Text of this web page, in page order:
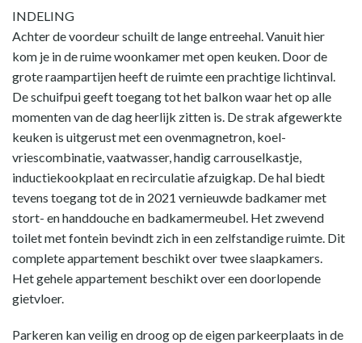
INDELING
Achter de voordeur schuilt de lange entreehal. Vanuit hier
kom je in de ruime woonkamer met open keuken. Door de
grote raampartijen heeft de ruimte een prachtige lichtinval.
De schuifpui geeft toegang tot het balkon waar het op alle
momenten van de dag heerlijk zitten is. De strak afgewerkte
keuken is uitgerust met een ovenmagnetron, koel-
vriescombinatie, vaatwasser, handig carrouselkastje,
inductiekookplaat en recirculatie afzuigkap. De hal biedt
tevens toegang tot de in 2021 vernieuwde badkamer met
stort- en handdouche en badkamermeubel. Het zwevend
toilet met fontein bevindt zich in een zelfstandige ruimte. Dit
complete appartement beschikt over twee slaapkamers.
Het gehele appartement beschikt over een doorlopende
gietvloer.
Parkeren kan veilig en droog op de eigen parkeerplaats in de